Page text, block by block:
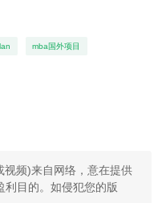
mba国外项目
频)来自网络，意在提供
利目的。如侵犯您的版